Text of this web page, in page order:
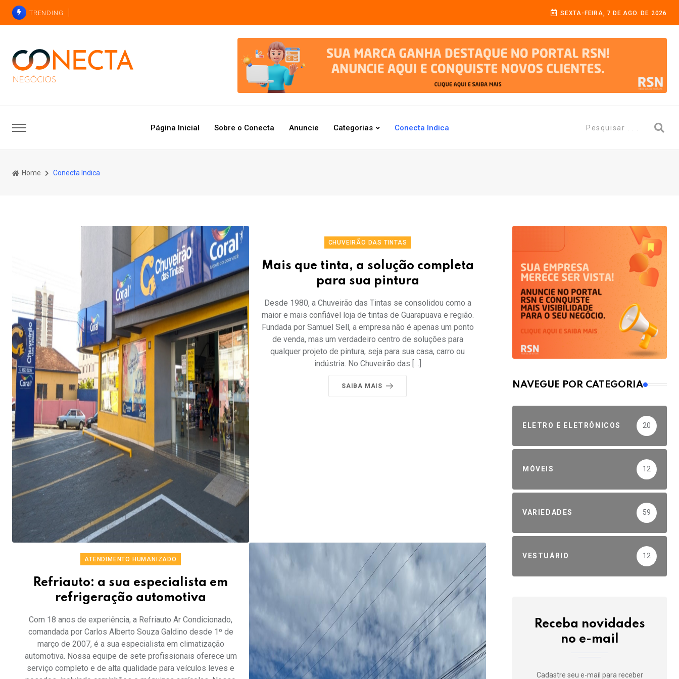
TRENDING SEXTA-FEIRA, 7 DE AGO. DE 2026
Página Inicial Sobre o Conecta Anuncie Categorias Conecta Indica
Home Conecta Indica
CHUVEIRÃO DAS TINTAS
Mais que tinta, a solução completa
para sua pintura
Desde 1980, a Chuveirão das Tintas se consolidou como a
maior e mais confiável loja de tintas de Guarapuava e região.
Fundada por Samuel Sell, a empresa não é apenas um ponto
de venda, mas um verdadeiro centro de soluções para
qualquer projeto de pintura, seja para sua casa, carro ou
indústria. No Chuveirão das […]
SAIBA MAIS
ATENDIMENTO HUMANIZADO
Refriauto: a sua especialista em
refrigeração automotiva
Com 18 anos de experiência, a Refriauto Ar Condicionado,
comandada por Carlos Alberto Souza Galdino desde 1º de
março de 2007, é a sua especialista em climatização
automotiva. Nossa equipe de sete profissionais oferece um
serviço completo e de alta qualidade para veículos leves e
NAVEGUE POR CATEGORIA
ELETRO E ELETRÔNICOS 20
MÓVEIS 12
VARIEDADES 59
VESTUÁRIO 12
Receba novidades
no e-mail
Cadastre seu e-mail para receber